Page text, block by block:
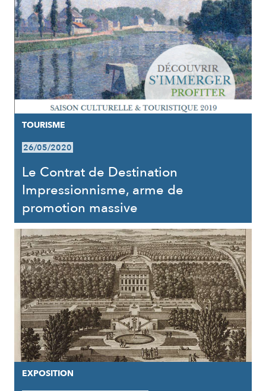
TOURISME
26/05/2020
Le Contrat de Destination
Impressionnisme, arme de
promotion massive
EXPOSITION